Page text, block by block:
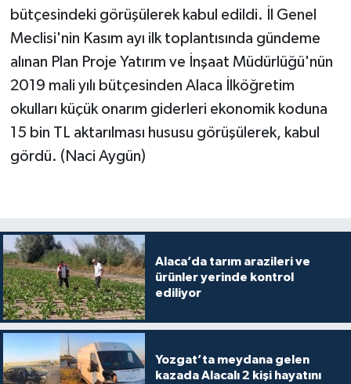
bütçesindeki görüşülerek kabul edildi. İl Genel
Meclisi'nin Kasım ayı ilk toplantısında gündeme
alınan Plan Proje Yatırım ve İnşaat Müdürlüğü'nün
2019 mali yılı bütçesinden Alaca İlköğretim
okulları küçük onarım giderleri ekonomik koduna
15 bin TL aktarılması hususu görüşülerek, kabul
gördü. (Naci Aygün)
Alaca’da tarım arazileri ve
ürünler yerinde kontrol
ediliyor
Yozgat’ta meydana gelen
kazada Alacalı 2 kişi hayatını